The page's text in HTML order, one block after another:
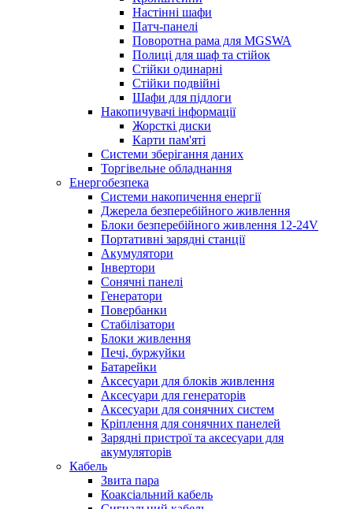
Настінні шафи
Патч-панелі
Поворотна рама для MGSWA
Полиці для шаф та стійок
Стійки одинарні
Стійки подвійні
Шафи для підлоги
Накопичувачі інформації
Жорсткі диски
Карти пам'яті
Системи зберігання даних
Торгівельне обладнання
Енергобезпека
Системи накопичення енергії
Джерела безперебійного живлення
Блоки безперебійного живлення 12-24V
Портативні зарядні станції
Акумулятори
Інвертори
Сонячні панелі
Генератори
Повербанки
Стабілізатори
Блоки живлення
Печі, буржуйки
Батарейки
Аксесуари для блоків живлення
Аксесуари для генераторів
Аксесуари для сонячних систем
Кріплення для сонячних панелей
Зарядні пристрої та аксесуари для
акумуляторів
Кабель
Звита пара
Коаксіальний кабель